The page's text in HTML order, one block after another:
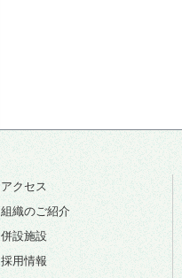
アクセス
組織のご紹介
併設施設
採用情報